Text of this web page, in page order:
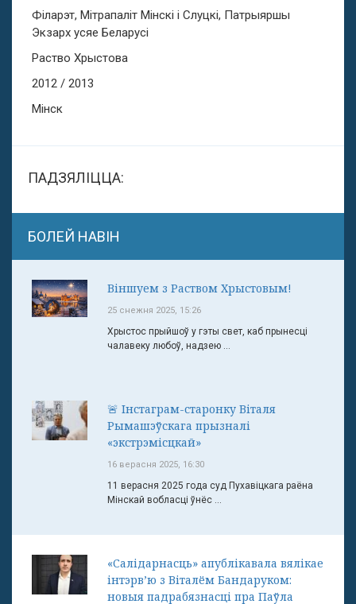
Філарэт, Мітрапаліт Мінскі і Слуцкі, Патрыяршы
Экзарх усяе Беларусі
Раство Хрыстова
2012 / 2013
Мінск
ПАДЗЯЛІЦЦА:
БОЛЕЙ НАВІН
Віншуем з Раством Хрыстовым!
25 снежня 2025, 15:26
Хрыстос прыйшоў у гэты свет, каб прынесці
чалавеку любоў, надзею ...
🚨 Інстаграм-старонку Віталя
Рымашэўскага прызналі
«экстрэмісцкай»
16 верасня 2025, 16:30
11 верасня 2025 года суд Пухавіцкага раёна
Мінскай вобласці ўнёс ...
«Салідарнасць» апублікавала вялікае
інтэрв’ю з Віталём Бандаруком:
новыя падрабязнасці пра Паўла